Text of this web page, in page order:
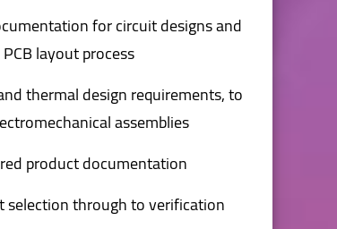
for circuit designs and
layout process.
thermal design requirements, to
assemblies.
product documentation.
through to verification.